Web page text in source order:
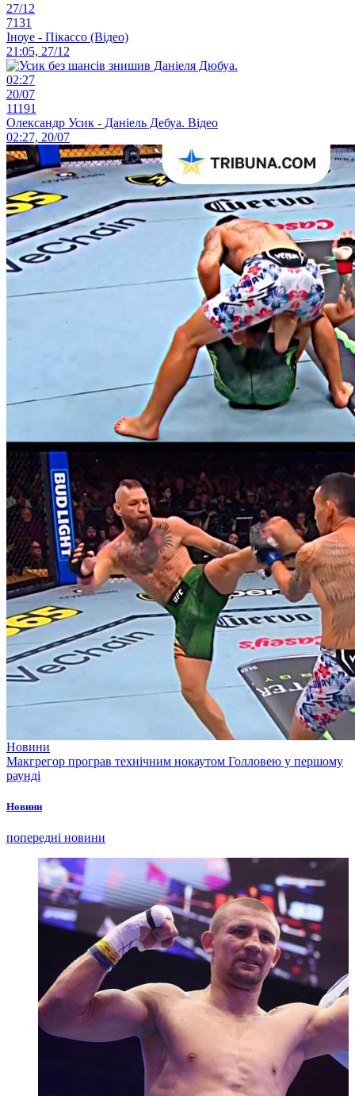
27/12
7131
Іноуе - Пікассо (Відео)
21:05, 27/12
02:27
20/07
11191
Олександр Усик - Даніель Дебуа. Відео
02:27, 20/07
Новини
Макгрегор програв технічним нокаутом Голловею у першому
раунді
Новини
попередні новини